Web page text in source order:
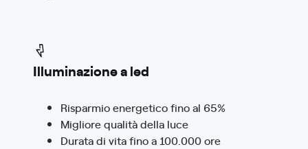
Illuminazione a led
Risparmio energetico fino al 65%
Migliore qualità della luce
Durata di vita fino a 100.000 ore